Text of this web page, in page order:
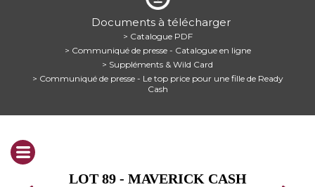
Documents à télécharger
> Catalogue PDF
> Communiqué de presse - Catalogue en ligne
> Suppléments & Wild Card
> Communiqué de presse - Le top price pour une fille de Ready
Cash
LOT 89 - MAVERICK CASH